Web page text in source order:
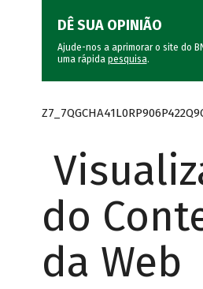
DÊ SUA OPINIÃO
Ajude-nos a aprimorar o site do
uma rápida pesquisa.
do
da Web